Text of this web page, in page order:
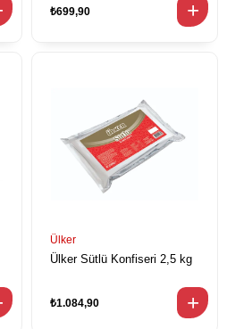
₺699,90
Ülker
Ülker Sütlü Konfiseri 2,5 kg
₺1.084,90